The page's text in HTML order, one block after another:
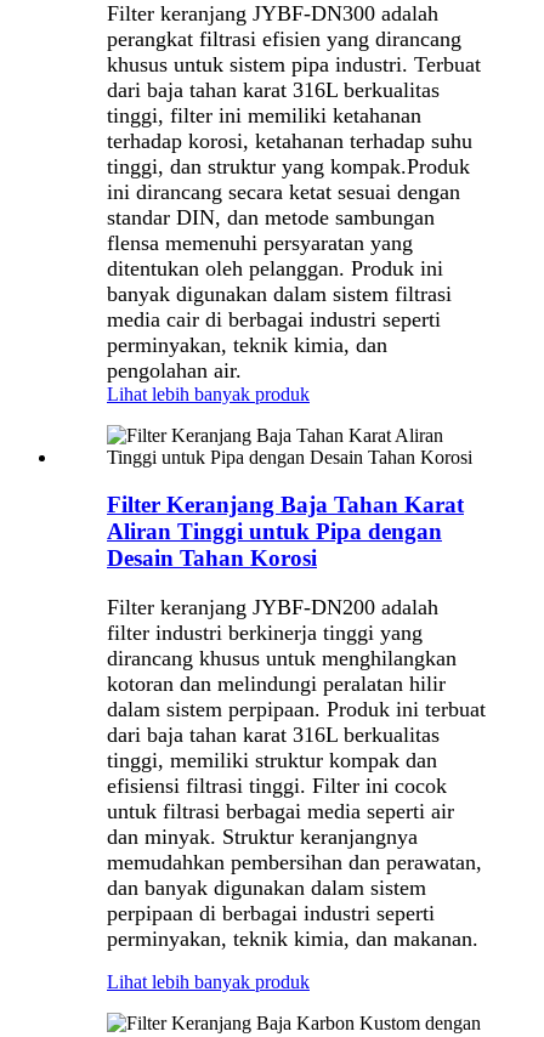
Filter keranjang JYBF-DN300 adalah
perangkat filtrasi efisien yang dirancang
khusus untuk sistem pipa industri. Terbuat
dari baja tahan karat 316L berkualitas
tinggi, filter ini memiliki ketahanan
terhadap korosi, ketahanan terhadap suhu
tinggi, dan struktur yang kompak.Produk
ini dirancang secara ketat sesuai dengan
standar DIN, dan metode sambungan
flensa memenuhi persyaratan yang
ditentukan oleh pelanggan. Produk ini
banyak digunakan dalam sistem filtrasi
media cair di berbagai industri seperti
perminyakan, teknik kimia, dan
pengolahan air.
Lihat lebih banyak produk
Filter Keranjang Baja Tahan Karat
Aliran Tinggi untuk Pipa dengan
Desain Tahan Korosi
Filter keranjang JYBF-DN200 adalah
filter industri berkinerja tinggi yang
dirancang khusus untuk menghilangkan
kotoran dan melindungi peralatan hilir
dalam sistem perpipaan. Produk ini terbuat
dari baja tahan karat 316L berkualitas
tinggi, memiliki struktur kompak dan
efisiensi filtrasi tinggi. Filter ini cocok
untuk filtrasi berbagai media seperti air
dan minyak. Struktur keranjangnya
memudahkan pembersihan dan perawatan,
dan banyak digunakan dalam sistem
perpipaan di berbagai industri seperti
perminyakan, teknik kimia, dan makanan.
Lihat lebih banyak produk